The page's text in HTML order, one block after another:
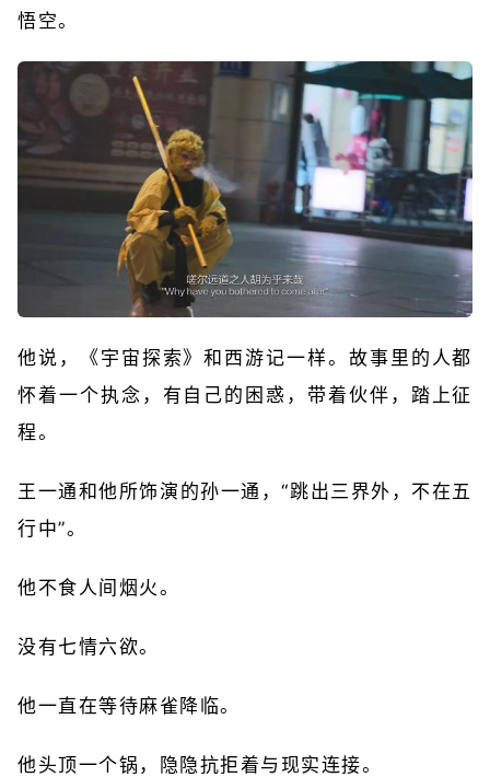
悟空。
他说，《宇宙探索》和西游记一样。故事里的人都
怀着一个执念，有自己的困惑，带着伙伴，踏上征
程。
王一通和他所饰演的孙一通，“跳出三界外，不在五
行中”。
他不食人间烟火。
没有七情六欲。
他一直在等待麻雀降临。
他头顶一个锅，隐隐抗拒着与现实连接。